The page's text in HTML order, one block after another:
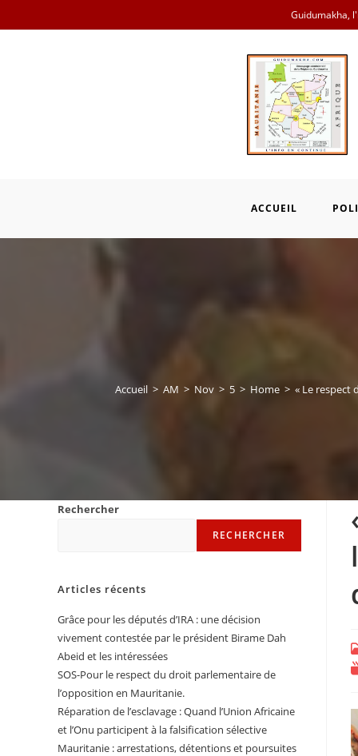
to
Guidumakha,
ACCUEIL
Accueil > AM > Nov > 5 > Home > « Le respect
Rechercher
RECHERCHER
Articles récents
Grâce pour les députés d’IRA : une décision
vivement contestée par le président Birame Dah
Abeid et les intéressées
SOS-Pour le respect du droit parlementaire de
l’opposition en Mauritanie.
Réparation de l’esclavage : Quand l’Union Africaine
et l’Onu participent à la falsification sélective
Mauritanie : arrestations, détentions et poursuites